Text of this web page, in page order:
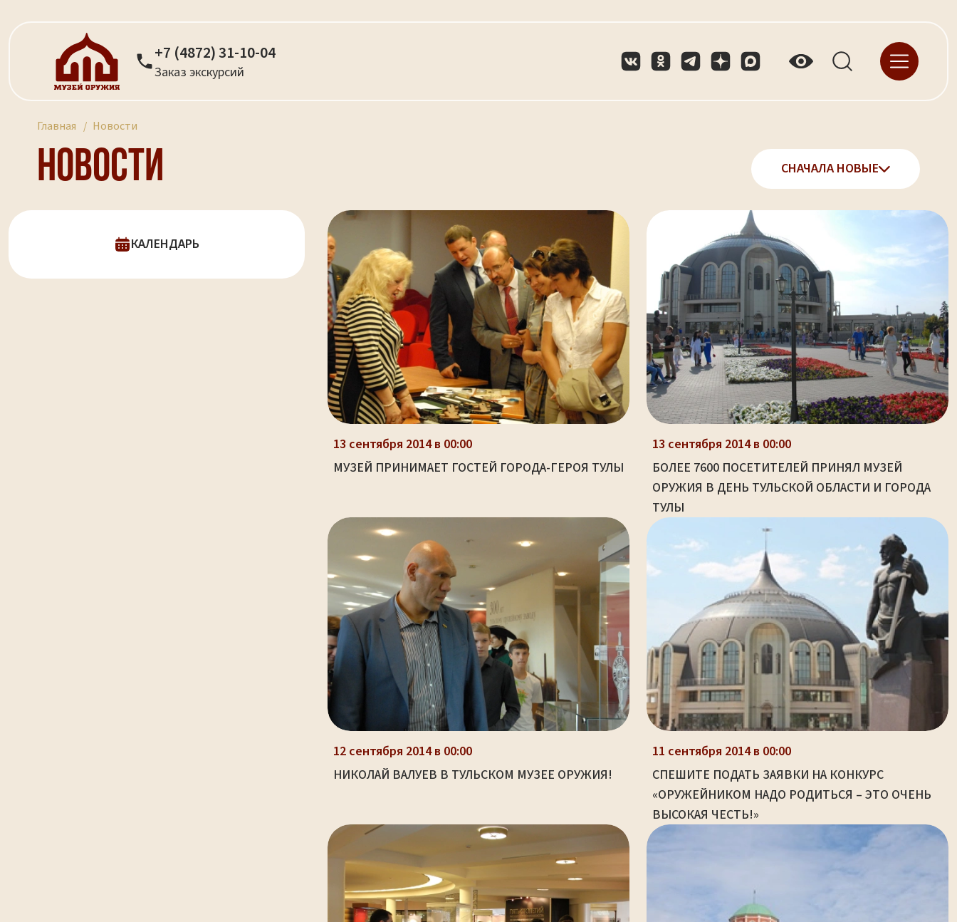
+7 (4872) 31-10-04
Заказ экскурсий
Главная Новости
Новости СНАЧАЛА НОВЫЕ
КАЛЕНДАРЬ
13 сентября 2014 в 00:00
МУЗЕЙ ПРИНИМАЕТ ГОСТЕЙ ГОРОДА-ГЕРОЯ ТУЛЫ
13 сентября 2014 в 00:00
БОЛЕЕ 7600 ПОСЕТИТЕЛЕЙ ПРИНЯЛ МУЗЕЙ
ОРУЖИЯ В ДЕНЬ ТУЛЬСКОЙ ОБЛАСТИ И ГОРОДА
ТУЛЫ
12 сентября 2014 в 00:00
НИКОЛАЙ ВАЛУЕВ В ТУЛЬСКОМ МУЗЕЕ ОРУЖИЯ!
11 сентября 2014 в 00:00
СПЕШИТЕ ПОДАТЬ ЗАЯВКИ НА КОНКУРС
«ОРУЖЕЙНИКОМ НАДО РОДИТЬСЯ – ЭТО ОЧЕНЬ
ВЫСОКАЯ ЧЕСТЬ!»